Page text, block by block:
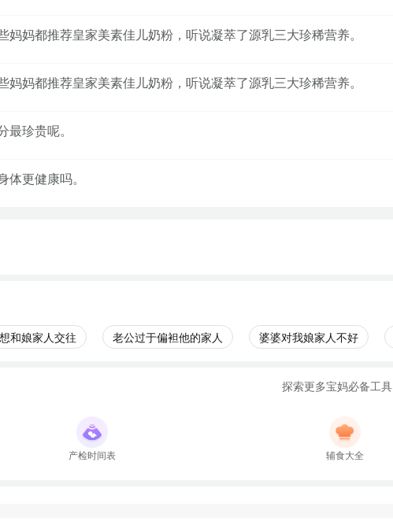
妈妈都推荐皇家美素佳儿奶粉，听说凝萃了源乳三大珍稀营养。
妈妈都推荐皇家美素佳儿奶粉，听说凝萃了源乳三大珍稀营养。
最珍贵呢。
体更健康吗。
和娘家人交往 老公过于偏袒他的家人 婆婆对我娘家人不好
探索更多宝妈必备工具
产检时间表 辅食大全